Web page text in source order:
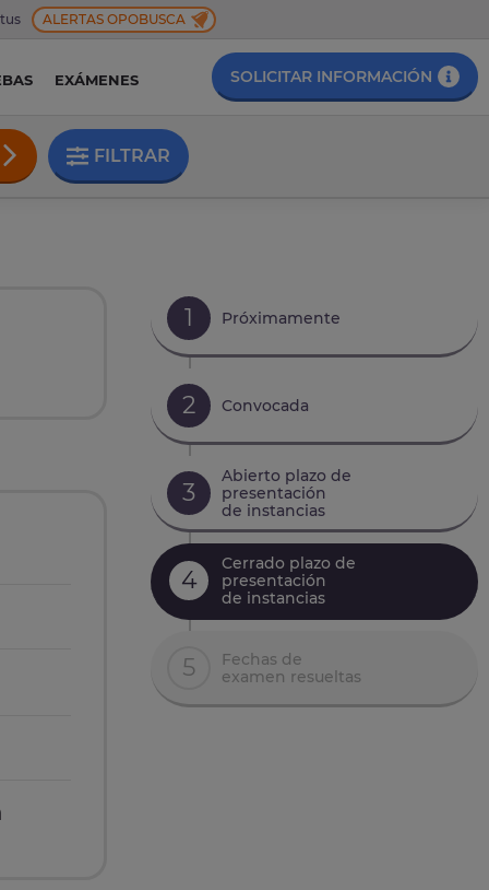
ALERTAS OPOBUSCA
EXÁMENES SOLICITAR INFORMACIÓN
FILTRAR
1 Próximamente
2 Convocada
3
Abierto plazo de
presentación
de instancias
4
Cerrado plazo de
presentación
de instancias
5
Fechas de
examen resueltas